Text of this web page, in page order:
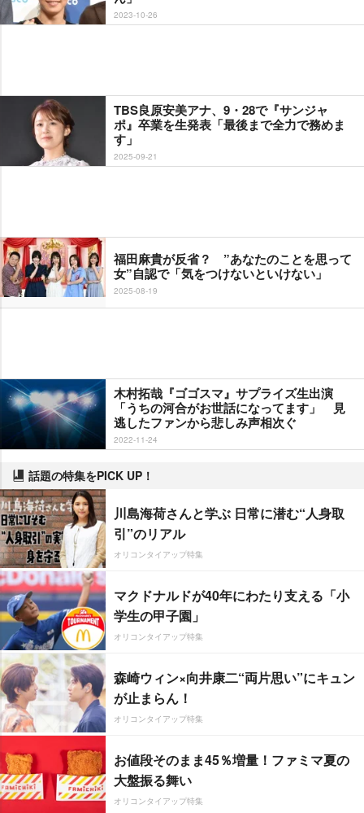
2023-10-26
TBS良原安美アナ、9・28で『サンジャ
ポ』卒業を生発表「最後まで全力で務めま
す」
2025-09-21
福田麻貴が反省？ ”あなたのことを思って
女”自認で「気をつけないといけない」
2025-08-19
木村拓哉『ゴゴスマ』サプライズ生出演
「うちの河合がお世話になってます」 見
逃したファンから悲しみ声相次ぐ
2022-11-24
話題の特集をPICK UP！
川島海荷さんと学ぶ 日常に潜む“人身取
引”のリアル
オリコンタイアップ特集
マクドナルドが40年にわたり支える「小
学生の甲子園」
オリコンタイアップ特集
森崎ウィン×向井康二“両片思い”にキュン
が止まらん！
オリコンタイアップ特集
お値段そのまま45％増量！ファミマ夏の
大盤振る舞い
オリコンタイアップ特集